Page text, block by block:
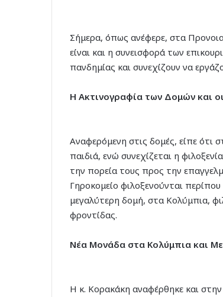
Σήμερα, όπως ανέφερε, στα
είναι και η συνεισφορά των
πανδημίας και συνεχίζουν να
Η Ακτινογραφία των Δομών και
Αναφερόμενη στις δομές, είπε ότι
παιδιά, ενώ συνεχίζεται η
την πορεία τους προς την
Γηροκομείο φιλοξενούνται
μεγαλύτερη δομή, στα Κολύμπια,
φροντίδας.
Νέα Μονάδα στα Κολύμπια και
Η κ. Κορακάκη αναφέρθηκε και